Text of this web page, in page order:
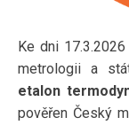
Ke dni
metrologii a
etalon
pověřen Český